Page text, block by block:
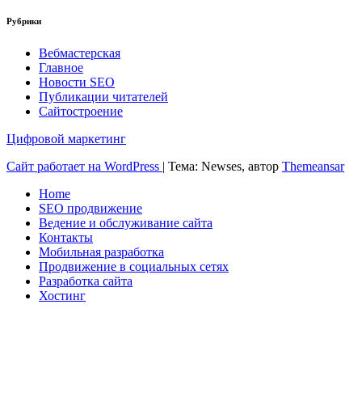
Рубрики
Вебмастерская
Главное
Новости SEO
Публикации читателей
Сайтостроение
Цифровой маркетинг
Сайт работает на WordPress | Тема: Newses, автор Themeansar
Home
SEO продвижение
Ведение и обслуживание сайта
Контакты
Мобильная разработка
Продвижение в социальных сетях
Разработка сайта
Хостинг